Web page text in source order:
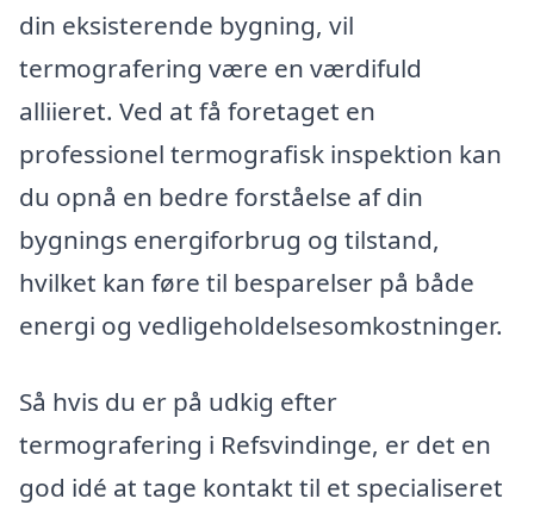
din eksisterende bygning, vil
termografering være en værdifuld
alliieret. Ved at få foretaget en
professionel termografisk inspektion kan
du opnå en bedre forståelse af din
bygnings energiforbrug og tilstand,
hvilket kan føre til besparelser på både
energi og vedligeholdelsesomkostninger.
Så hvis du er på udkig efter
termografering i Refsvindinge, er det en
god idé at tage kontakt til et specialiseret